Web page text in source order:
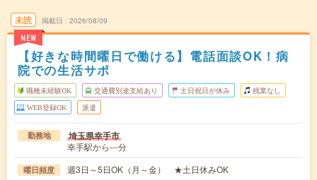
未読
NEW
掲載日 2026/08/09
【好きな時間曜日で働ける】電話面談OK！病
院での生活サポ
職種未経験OK 交通費別途支給あり 土日祝日が休み 残業なし
WEB登録OK 派遣
勤務地 埼玉県幸手市
幸手駅から---分
曜日頻度 週3日～5日OK（月～金） ★土日休みOK